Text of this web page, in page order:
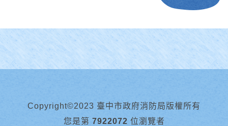
Copyright©2023 臺中市政府消防局版權所有
您是第 7922072 位瀏覽者